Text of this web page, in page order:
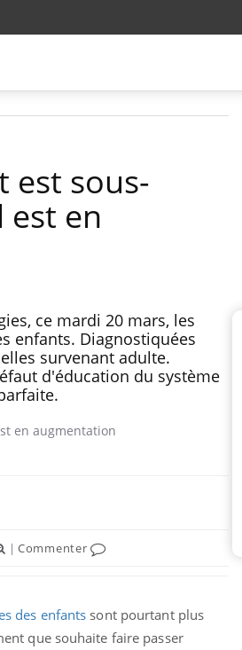
est sous-
en
ce mardi 20 mars, les
enfants. Diagnostiquées
survenant adulte.
d'éducation du système
|Commenter
des enfants sont pourtant plus
que souhaite faire passer